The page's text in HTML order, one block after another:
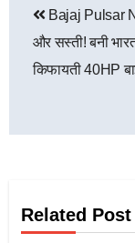
Bajaj Pulsar
और सस्ती! बनी
किफायती 40HP
Related Post